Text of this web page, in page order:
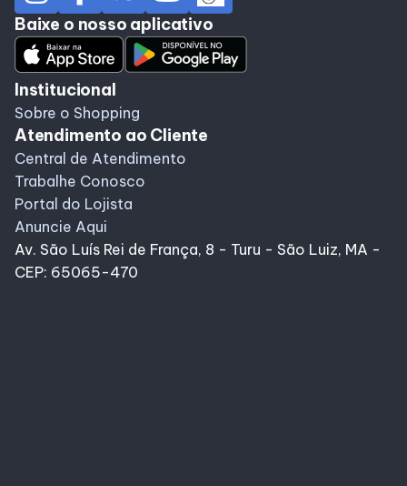
Baixe o nosso aplicativo
Institucional
Sobre o Shopping
Atendimento ao Cliente
Central de Atendimento
Trabalhe Conosco
Portal do Lojista
Anuncie Aqui
Av. São Luís Rei de França, 8 - Turu - São Luiz, MA -
CEP: 65065-470